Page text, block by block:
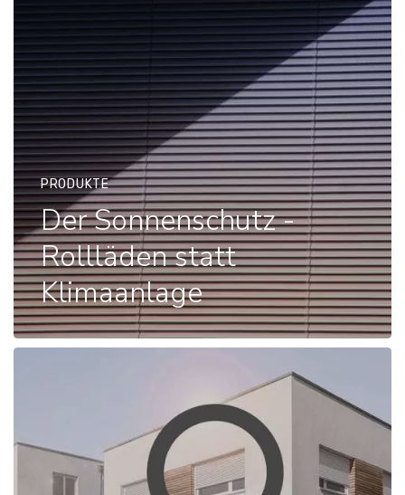
PRODUKTE
Der Sonnenschutz -
Rollläden statt
Klimaanlage